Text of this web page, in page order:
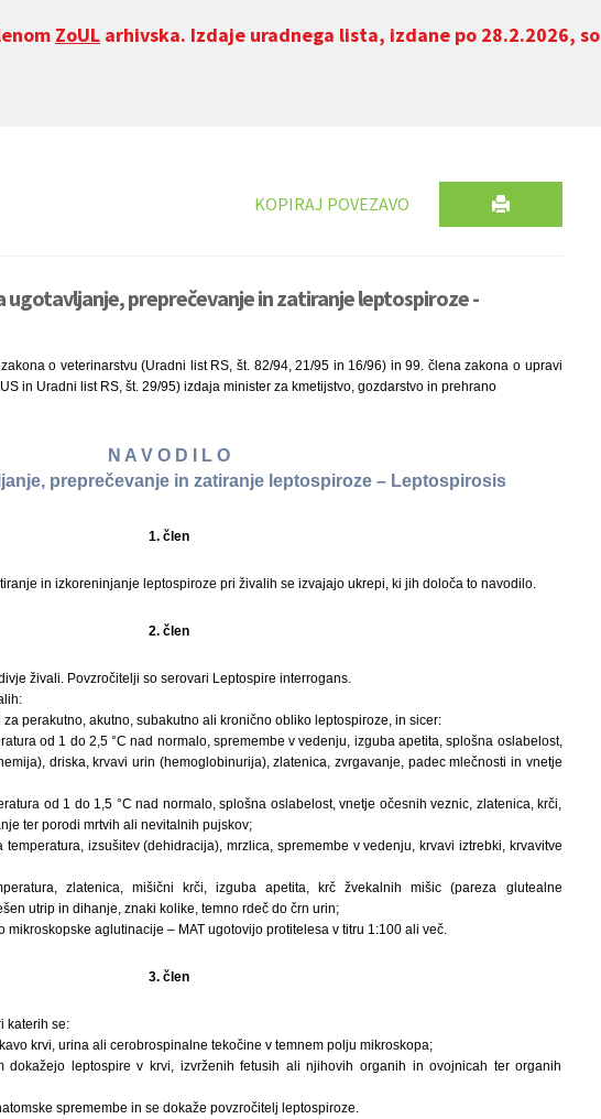
ZoUL arhivska. Izdaje uradnega lista, izdane po 28.2.2026, so
KOPIRAJ POVEZAVO
ugotavljanje, preprečevanje in zatiranje leptospiroze -
o veterinarstvu (Uradni list RS, št. 82/94, 21/95 in 16/96) in 99. člena zakona o upravi
in Uradni list RS, št. 29/95) izdaja minister za kmetijstvo, gozdarstvo in prehrano
N A V O D I L O
preprečevanje in zatiranje leptospiroze – Leptospirosis
1. člen
in izkoreninjanje leptospiroze pri živalih se izvajajo ukrepi, ki jih določa to navodilo.
2. člen
živali. Povzročitelji so serovari Leptospire interrogans.
perakutno, akutno, subakutno ali kronično obliko leptospiroze, in sicer:
od 1 do 2,5 °C nad normalo, spremembe v vedenju, izguba apetita, splošna oslabelost,
driska, krvavi urin (hemoglobinurija), zlatenica, zvrgavanje, padec mlečnosti in vnetje
od 1 do 1,5 °C nad normalo, splošna oslabelost, vnetje očesnih veznic, zlatenica, krči,
ter porodi mrtvih ali nevitalnih pujskov;
izsušitev (dehidracija), mrzlica, spremembe v vedenju, krvavi iztrebki, krvavitve
zlatenica, mišični krči, izguba apetita, krč žvekalnih mišic (pareza glutealne
utrip in dihanje, znaki kolike, temno rdeč do črn urin;
aglutinacije – MAT ugotovijo protitelesa v titru 1:100 ali več.
3. člen
katerih se:
krvi, urina ali cerobrospinalne tekočine v temnem polju mikroskopa;
dokažejo leptospire v krvi, izvrženih fetusih ali njihovih organih in ovojnicah ter organih
spremembe in se dokaže povzročitelj leptospiroze.